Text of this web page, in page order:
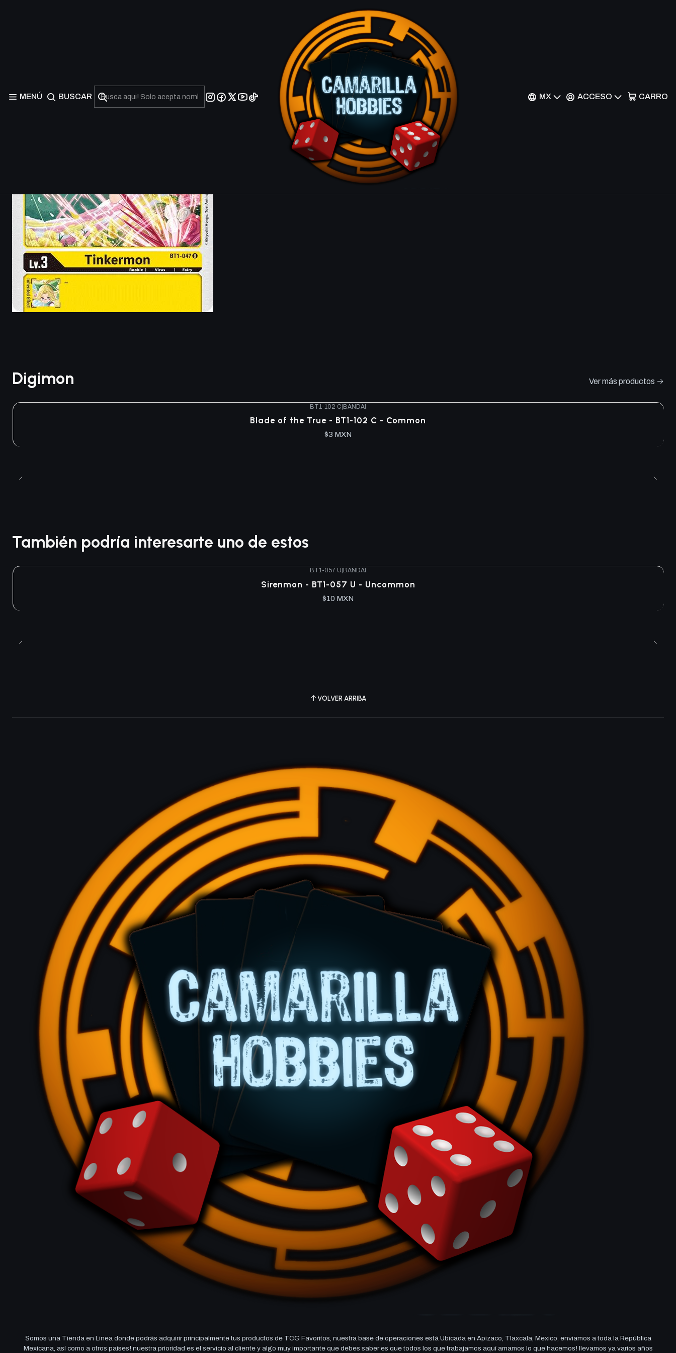
MENÚ BUSCAR MX ACCESO CARRO
Tinkermon - BT1-047 U -
Uncommon
Cantidad
Agregar al Carrito
|
Mostrar stock de ubicaciones
COMPARTIR ESTE PRODUCTO
Digimon Ver más productos
BT1-102 C BANDAI
Blade of the True - BT1-102 C - Common
$3 MXN
También podría interesarte uno de estos
BT1-057 U BANDAI
Sirenmon - BT1-057 U - Uncommon
$10 MXN
VOLVER ARRIBA
Somos una Tienda en Linea donde podrás adquirir principalmente tus productos de TCG Favoritos, nuestra base de operaciones está Ubicada en Apizaco, Tlaxcala, Mexico, enviamos a toda la República
Mexicana, así como a otros países! nuestra prioridad es el servicio al cliente y algo muy importante que debes saber es que todos los que trabajamos aquí amamos lo que hacemos! llevamos ya varios años